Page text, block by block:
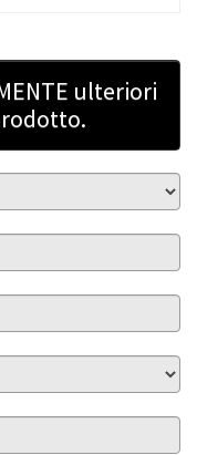
ulteriori